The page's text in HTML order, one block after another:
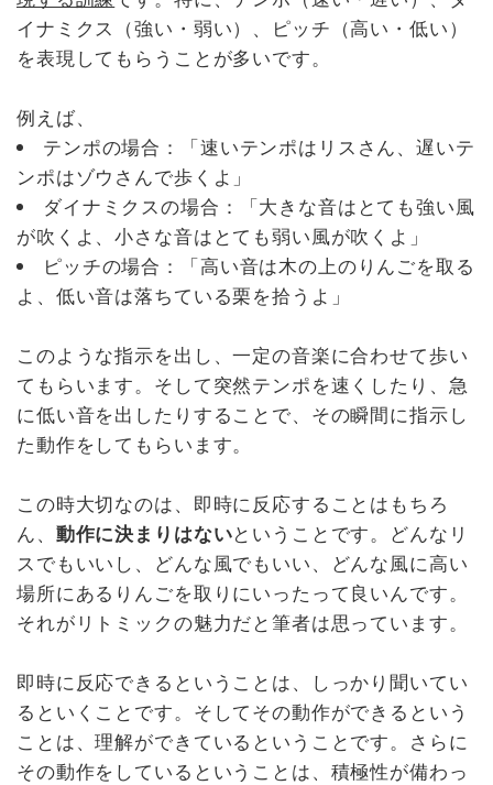
イナミクス（強い・弱い）、ピッチ（高い・低い）
を表現してもらうことが多いです。
例えば、
テンポの場合：「速いテンポはリスさん、遅いテ
ンポはゾウさんで歩くよ」
ダイナミクスの場合：「大きな音はとても強い風
が吹くよ、小さな音はとても弱い風が吹くよ」
ピッチの場合：「高い音は木の上のりんごを取る
よ、低い音は落ちている栗を拾うよ」
このような指示を出し、一定の音楽に合わせて歩い
てもらいます。そして突然テンポを速くしたり、急
に低い音を出したりすることで、その瞬間に指示し
た動作をしてもらいます。
この時大切なのは、即時に反応することはもちろ
ん、 動作に決まりはないということです。どんなリ
スでもいいし、どんな風でもいい、どんな風に高い
場所にあるりんごを取りにいったって良いんです。
それがリトミックの魅力だと筆者は思っています。
即時に反応できるということは、しっかり聞いてい
るといくことです。そしてその動作ができるという
ことは、理解ができているということです。さらに
その動作をしているということは、積極性が備わっ